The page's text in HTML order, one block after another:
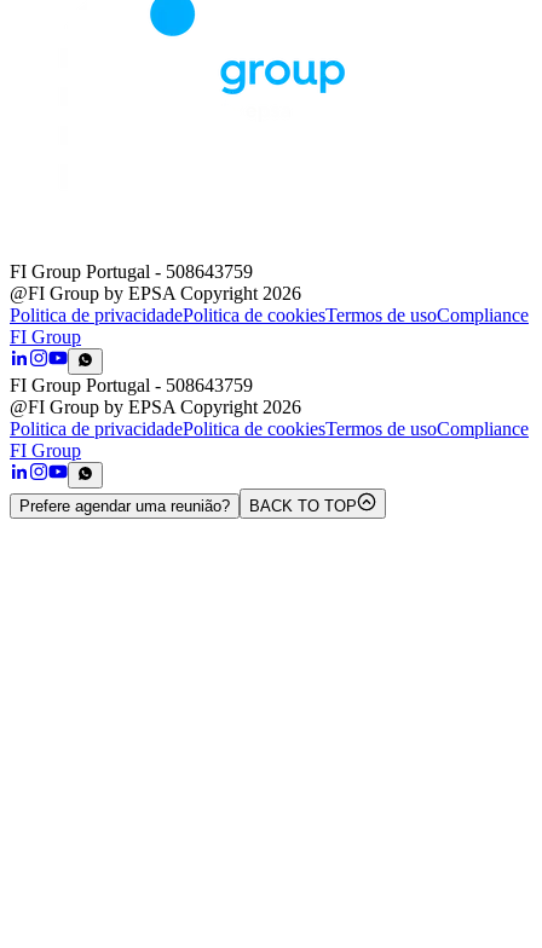
FI Group Portugal - 508643759
@FI Group by EPSA Copyright 2026
Politica de privacidadePolitica de cookiesTermos de usoCompliance
FI Group
FI Group Portugal - 508643759
@FI Group by EPSA Copyright 2026
Politica de privacidadePolitica de cookiesTermos de usoCompliance
FI Group
Prefere agendar uma reunião? BACK TO TOP